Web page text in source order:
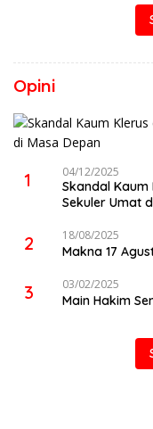
Opini
1 04/12/2025
Skandal
Sekuler Umat
2 18/08/2025
Makna 17
3 03/02/2025
Main Hakim